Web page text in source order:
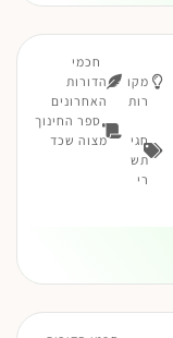
מקו
רות
חגי
תש
רי
חכמי
הדורות
האחרונים
ספר החינוך
מצוה שכד